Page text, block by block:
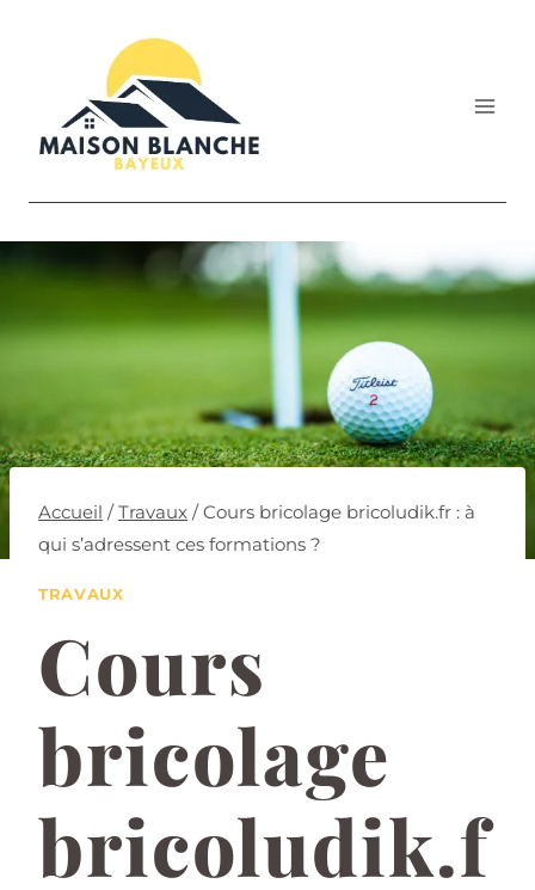
Accueil / Travaux / Cours bricolage bricoludik.fr : à
qui s’adressent ces formations ?
TRAVAUX
Cours
bricolage
bricoludik.f